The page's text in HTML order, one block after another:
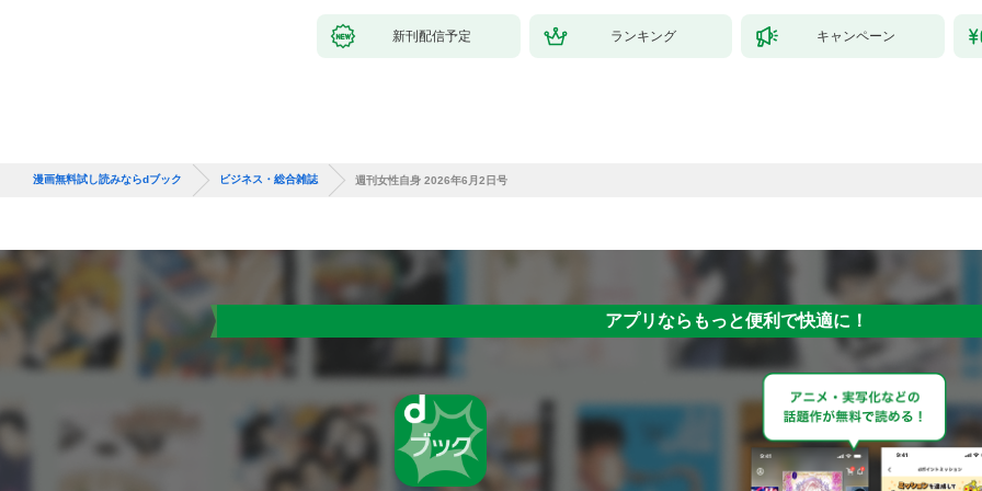
新刊配信予定 ランキング キャンペーン
漫画無料試し読みならdブック ビジネス・総合雑誌 週刊女性自身 2026年6月2日号
アプリならもっと便利で快適に！